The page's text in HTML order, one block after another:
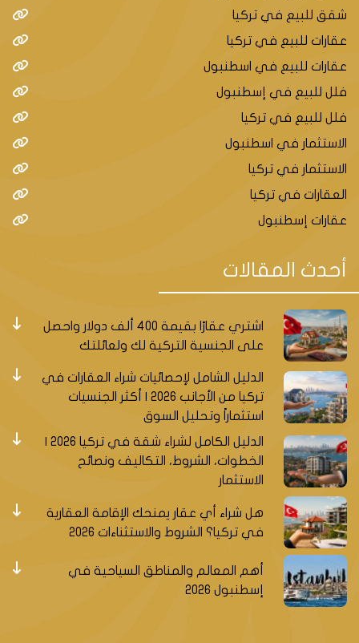
شقق للبيع في تركيا
عقارات للبيع في تركيا
عقارات للبيع في اسطنبول
فلل للبيع في إسطنبول
فلل للبيع في تركيا
الاستثمار في اسطنبول
الاستثمار في تركيا
العقارات في تركيا
عقارات إسطنبول
أحدث المقالات
اشتري عقارًا بقيمة 400 ألف دولار واحصل
على الجنسية التركية لك ولعائلتك
الدليل الشامل لإحصائيات شراء العقارات في
تركيا من الأجانب 2026 | أكثر الجنسيات
استثماراً وتحليل السوق
الخطوات، الشروط، التكاليف ونصائح
الاستثمار
هل شراء أي عقار يمنحك الإقامة العقارية
في تركيا؟ الشروط والاستثناءات 2026
أهم المعالم والمناطق السياحية في
إسطنبول 2026